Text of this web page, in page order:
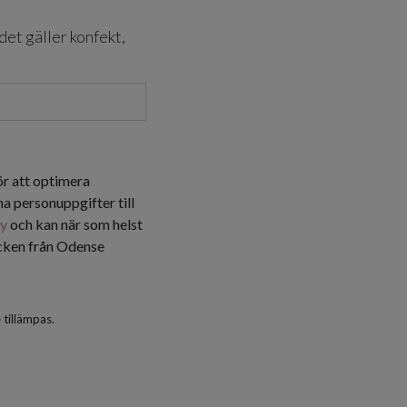
gäller konfekt,
att optimera
personuppgifter till
och kan när som helst
från Odense
tillämpas.